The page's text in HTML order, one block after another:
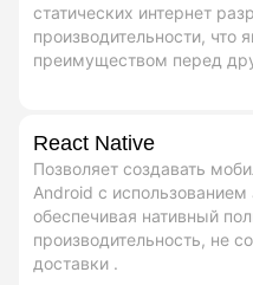
статических интернет
производительности, что
преимуществом перед
React Native
Позволяет создавать
Android с
обеспечивая нативный
производительность, не
доставки .